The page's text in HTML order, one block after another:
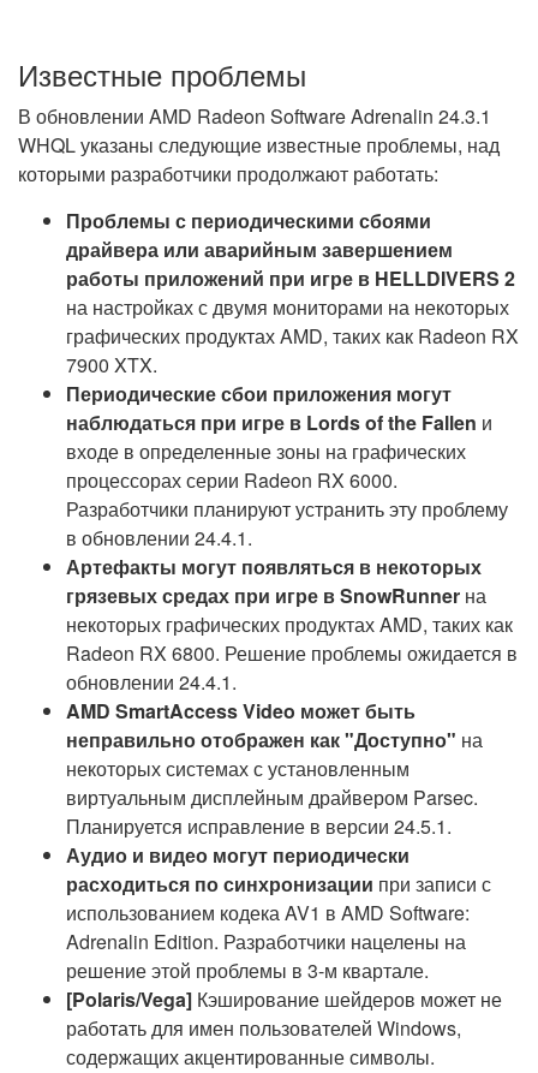
Известные проблемы
В обновлении AMD Radeon Software Adrenalin 24.3.1
WHQL указаны следующие известные проблемы, над
которыми разработчики продолжают работать:
Проблемы с периодическими сбоями
драйвера или аварийным завершением
работы приложений при игре в HELLDIVERS 2
на настройках с двумя мониторами на некоторых
графических продуктах AMD, таких как Radeon RX
7900 XTX.
Периодические сбои приложения могут
наблюдаться при игре в Lords of the Fallen и
входе в определенные зоны на графических
процессорах серии Radeon RX 6000.
Разработчики планируют устранить эту проблему
в обновлении 24.4.1.
Артефакты могут появляться в некоторых
грязевых средах при игре в SnowRunner на
некоторых графических продуктах AMD, таких как
Radeon RX 6800. Решение проблемы ожидается в
обновлении 24.4.1.
AMD SmartAccess Video может быть
неправильно отображен как "Доступно" на
некоторых системах с установленным
виртуальным дисплейным драйвером Parsec.
Планируется исправление в версии 24.5.1.
Аудио и видео могут периодически
расходиться по синхронизации при записи с
использованием кодека AV1 в AMD Software:
Adrenalin Edition. Разработчики нацелены на
решение этой проблемы в 3-м квартале.
[Polaris/Vega] Кэширование шейдеров может не
работать для имен пользователей Windows,
содержащих акцентированные символы.